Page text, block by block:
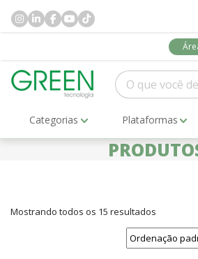
Categorias Plataformas
Mostrando todos os 15 resultados